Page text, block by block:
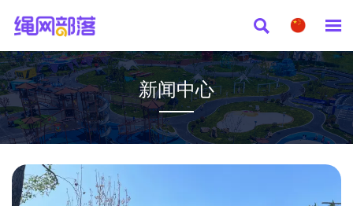
 
新闻中心